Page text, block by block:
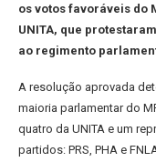
os votos favoráveis do
UNITA, que
ao regimento
A resolução aprovada
maioria parlamentar do
quatro da UNITA e um
partidos: PRS, PHA e